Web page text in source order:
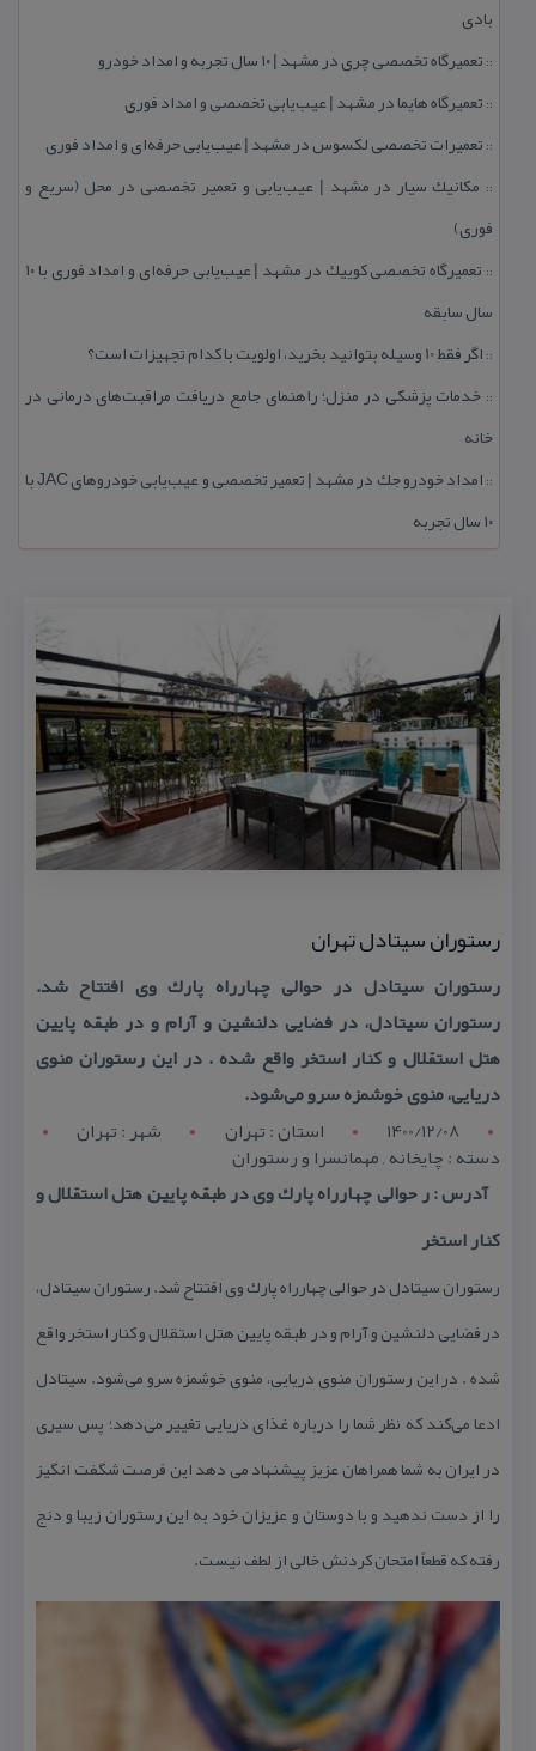
بادی
:: تعمیرگاه تخصصی چری در مشهد | ۱۰ سال تجربه و امداد خودرو
:: تعمیرگاه هایما در مشهد | عیب‌یابی تخصصی و امداد فوری
:: تعمیرات تخصصی لكسوس در مشهد | عیب‌یابی حرفه‌ای و امداد فوری
:: مكانیك سیار در مشهد | عیب‌یابی و تعمیر تخصصی در محل (سریع و
فوری)
::
تعمیرگاه تخصصی كوییك در مشهد | عیب‌یابی حرفه‌ای و امداد فوری با ۱۰
سال سابقه
:: اگر فقط 10 وسیله بتوانید بخرید، اولویت با كدام تجهیزات است؟
:: خدمات پزشكی در منزل؛ راهنمای جامع دریافت مراقبت‌های درمانی در
خانه
::
امداد خودرو جك در مشهد | تعمیر تخصصی و عیب‌یابی خودروهای JAC با
۱۰ سال تجربه
رستوران سیتادل تهران
رستوران سیتادل در حوالی چهارراه پارك وی افتتاح شد.
رستوران سیتادل، در فضایی دلنشین و آرام و در طبقه پایین
هتل استقلال و كنار استخر واقع شده . در این رستوران منوی
دریایی، منوی خوشمزه سرو می‌شود.
1400/12/08
استان : تهران شهر : تهران
دسته : چایخانه , مهمانسرا و رستوران
آدرس : ر حوالی چهارراه پارك وی در طبقه پایین هتل استقلال و
كنار استخر
رستوران سیتادل در حوالی چهارراه پارك وی افتتاح شد. رستوران سیتادل،
در فضایی دلنشین و آرام و در طبقه پایین هتل استقلال و كنار استخر واقع
شده . در این رستوران منوی دریایی، منوی خوشمزه سرو می‌شود. سیتادل
ادعا می‌كند كه نظر شما را درباره غذای دریایی تغییر می‌دهد؛ پس سیری
در ایران به شما همراهان عزیز پیشنهاد می دهد این فرصت شگفت انگیز
را از دست ندهید و با دوستان و عزیزان خود به این رستوران زیبا و دنج
رفته كه قطعاً امتحان كردنش خالی از لطف نیست.